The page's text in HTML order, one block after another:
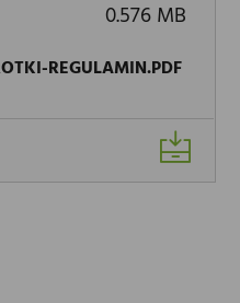
0.576 MB
REGULAMIN.PDF